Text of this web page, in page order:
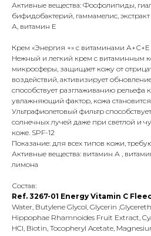
Активные вещества: Фосфолипиды,
бифидобактерий, гаммамелис,
А, витамин Е
Крем «Энергия +» с витаминами А+С+Е
Нежный и легкий крем с витаминным
микросферы, защищает кожу от
воздействий, активизирует
способствует разглаживанию
увлажняющий фактор, кожа
Ультрафиолетовый фильтр
солнечных лучей даже при светлой и
коже. SPF-12
Показание: для всех типов кожи,
Активные вещества: витамин А ,
лимона
Состав:
Ref. 3267-01 Energy Vitamin C
Water, Butylene Glycol, Glycerin
Hippophae Rhamnoides Fruit Extract,
HCl, Biotin, Tocopheryl Acetate,